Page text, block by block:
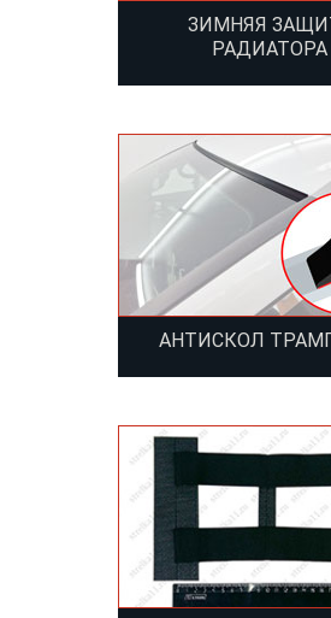
ЗИМНЯЯ
РАДИАТОРА
АНТИСКОЛ